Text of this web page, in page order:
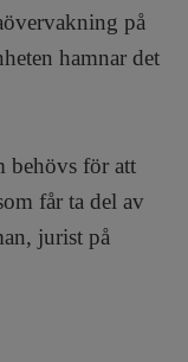
på
hamnar det
behövs för att
får ta del av
jurist på